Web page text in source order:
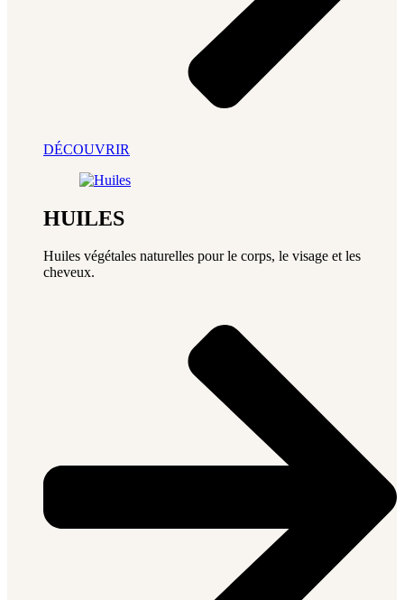
DÉCOUVRIR
HUILES
Huiles végétales naturelles pour le corps, le visage et les
cheveux.